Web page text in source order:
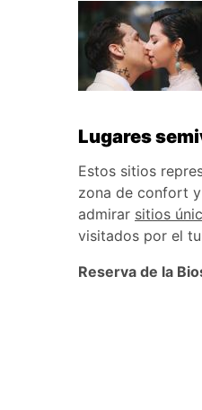
Lugares
Estos sitios
zona de confort
admirar sitios
visitados por el
Reserva de la